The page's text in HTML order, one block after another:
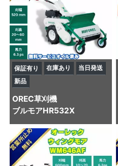
保証有り 在庫あり
当日発送
新品
OREC草刈機
ブルモアHR532X